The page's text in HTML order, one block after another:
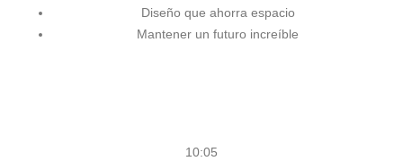
Diseño que ahorra espacio
Mantener un futuro increíble
10:05